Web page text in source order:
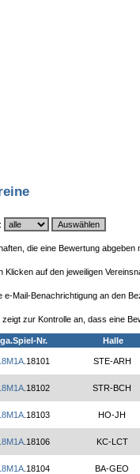
die eine Bewertung
auf den jeweiligen
Mail-Benachrichtigung an den
zur Kontrolle an, dass eine
Nr. Halle
.18101 STE-ARH
.18102 STR-BCH
.18103 HO-JH
.18106 KC-LCT
.18104 BA-GEO